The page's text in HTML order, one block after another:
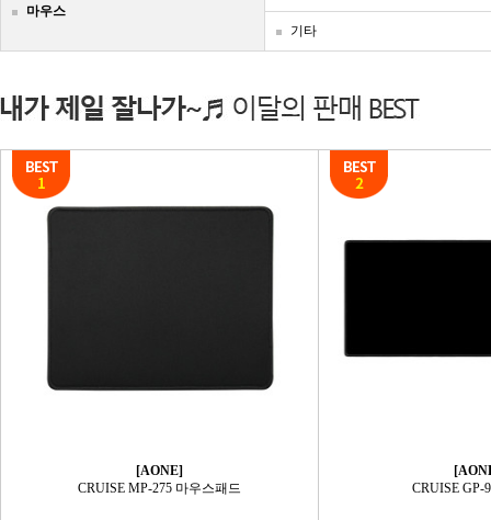
마우스
기타
[AONE]
CRUISE MP-275 마우스패드
CRUISE GP-